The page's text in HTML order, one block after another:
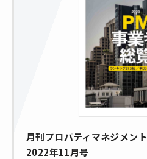
月刊プロパティマネジメント
2022年11月号